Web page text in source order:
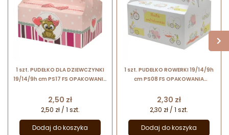
1 szt. PUDEŁKO DLA DZIEWCZYNKI
19/14/9h cm PS17 FS OPAKOWANIA
samoskładające z rączką
Cena
2,50 zł
2,50 zł / 1 szt.
Dodaj do koszyka
1 szt. PUDEŁKO ROWERKI 19/14/9h
cm PS08 FS OPAKOWANIA
samoskładające z rączką
Cena
2,30 zł
2,30 zł / 1 szt.
Dodaj do koszyka